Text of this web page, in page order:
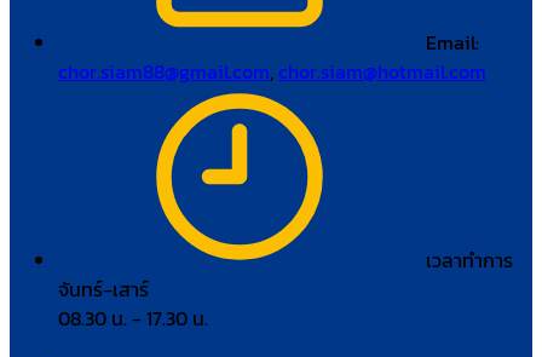
Email:
chor.siam88@gmail.com,chor.siam@hotmail.com
เวลาทำการ
จันทร์–เสาร์
08.30 น. – 17.30 น.